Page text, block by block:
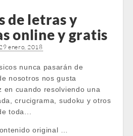
de letras y
online y gratis
29 enero, 2018
nunca pasarán de
nosotros nos gusta
en cuando resolviendo una
crucigrama, sudoku y otros
toda...
original …